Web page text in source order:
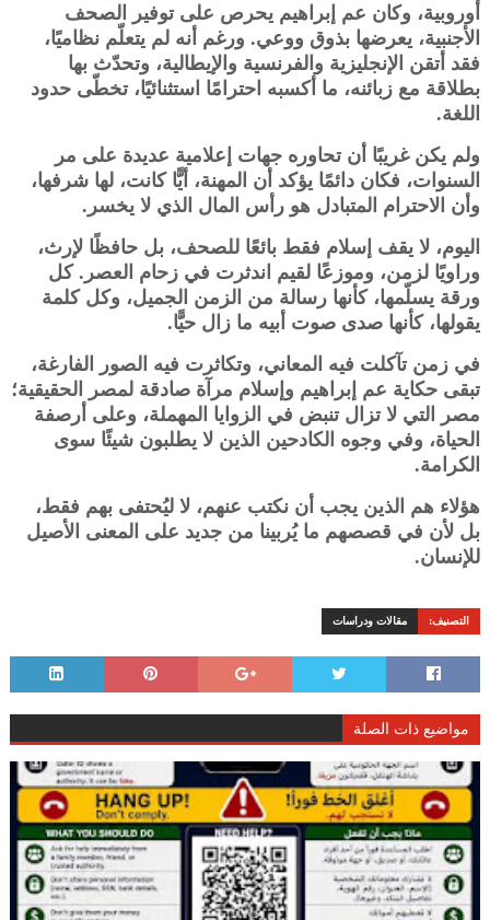
أوروبية، وكان عم إبراهيم يحرص على توفير الصحف
الأجنبية، يعرضها بذوق ووعي. ورغم أنه لم يتعلّم نظاميًا،
فقد أتقن الإنجليزية والفرنسية والإيطالية، وتحدّث بها
بطلاقة مع زبائنه، ما أكسبه احترامًا استثنائيًا، تخطّى حدود
اللغة.
ولم يكن غريبًا أن تحاوره جهات إعلامية عديدة على مر
السنوات، فكان دائمًا يؤكد أن المهنة، أيًّا كانت، لها شرفها،
وأن الاحترام المتبادل هو رأس المال الذي لا يخسر.
اليوم، لا يقف إسلام فقط بائعًا للصحف، بل حافظًا لإرث،
وراويًا لزمن، وموزعًا لقيم اندثرت في زحام العصر. كل
ورقة يسلّمها، كأنها رسالة من الزمن الجميل، وكل كلمة
يقولها، كأنها صدى صوت أبيه ما زال حيًّا.
في زمن تآكلت فيه المعاني، وتكاثرت فيه الصور الفارغة،
تبقى حكاية عم إبراهيم وإسلام مرآة صادقة لمصر الحقيقية؛
مصر التي لا تزال تنبض في الزوايا المهملة، وعلى أرصفة
الحياة، وفي وجوه الكادحين الذين لا يطلبون شيئًا سوى
الكرامة.
هؤلاء هم الذين يجب أن نكتب عنهم، لا ليُحتفى بهم فقط،
بل لأن في قصصهم ما يُربينا من جديد على المعنى الأصيل
للإنسان.
التصنيف: مقالات ودراسات
مواضيع ذات الصلة